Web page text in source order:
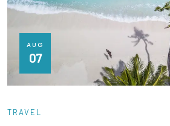
AUG
07
TRAVEL